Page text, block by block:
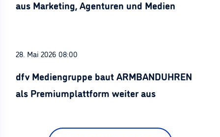
aus Marketing, Agenturen und Medien
28. Mai 2026 08:00
dfv Mediengruppe baut ARMBANDUHREN
als Premiumplattform weiter aus